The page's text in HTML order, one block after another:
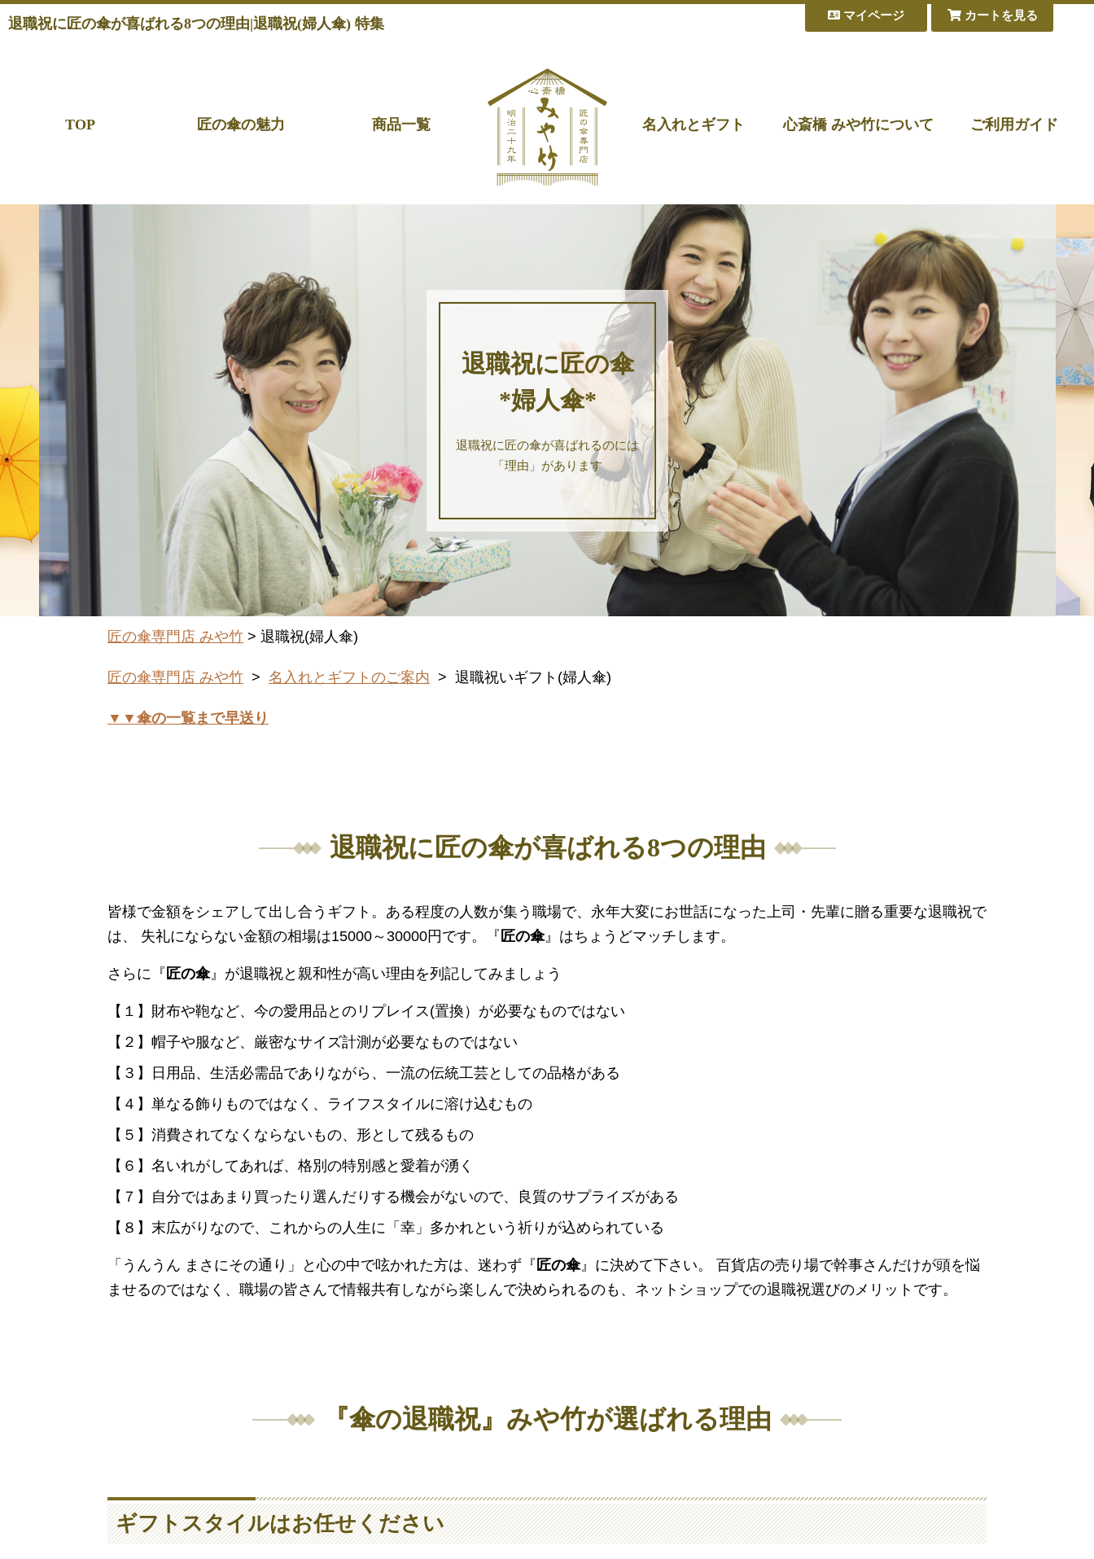
退職祝に匠の傘が喜ばれる8つの理由|退職祝(婦人傘) 特集
TOP 匠の傘の魅力 商品一覧 名入れとギフト 心斎橋 みや竹について ご利用ガイド
カートを見る
マイページ
退職祝に匠の傘
*婦人傘*
退職祝に匠の傘が喜ばれるのには
「理由」があります
匠の傘専門店 みや竹 > 退職祝(婦人傘)
匠の傘専門店 みや竹 > 名入れとギフトのご案内 > 退職祝いギフト(婦人傘)
▼▼傘の一覧まで早送り
退職祝に匠の傘が喜ばれる8つの理由
皆様で金額をシェアして出し合うギフト。ある程度の人数が集う職場で、永年大変にお世話になった上司・先輩に贈る重要な退職祝で
は、 失礼にならない金額の相場は15000～30000円です。『 匠の傘』はちょうどマッチします。
さらに『 匠の傘』が退職祝と親和性が高い理由を列記してみましょう
【１】財布や鞄など、今の愛用品とのリプレイス(置換）が必要なものではない
【２】帽子や服など、厳密なサイズ計測が必要なものではない
【３】日用品、生活必需品でありながら、一流の伝統工芸としての品格がある
【４】単なる飾りものではなく、ライフスタイルに溶け込むもの
【５】消費されてなくならないもの、形として残るもの
【６】名いれがしてあれば、格別の特別感と愛着が湧く
【７】自分ではあまり買ったり選んだりする機会がないので、良質のサプライズがある
【８】末広がりなので、これからの人生に「幸」多かれという祈りが込められている
「うんうん まさにその通り」と心の中で呟かれた方は、迷わず『 匠の傘』に決めて下さい。 百貨店の売り場で幹事さんだけが頭を悩
ませるのではなく、職場の皆さんで情報共有しながら楽しんで決められるのも、ネットショップでの退職祝選びのメリットです。
『傘の退職祝』みや竹が選ばれる理由
ギフトスタイルはお任せください